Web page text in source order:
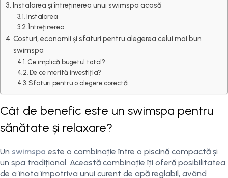
Instalarea și întreținerea unui swimspa acasă
Instalarea
Întreținerea
Costuri, economii și sfaturi pentru alegerea celui mai bun
swimspa
Ce implică bugetul total?
De ce merită investiția?
Sfaturi pentru o alegere corectă
Cât de benefic este un swimspa pentru
sănătate și relaxare?
Un swimspa este o combinație între o piscină compactă și
un spa tradițional. Această combinație îți oferă posibilitatea
de a înota împotriva unui curent de apă reglabil, având